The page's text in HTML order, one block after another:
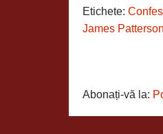
Etichete:
James Patterson
Abonați-vă la: